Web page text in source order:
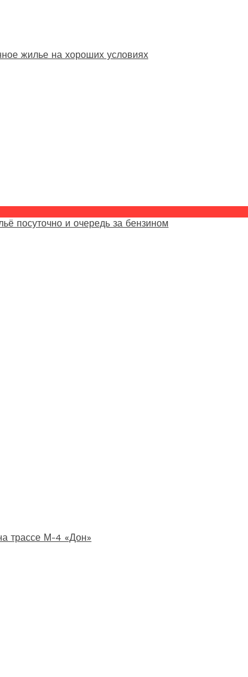
жилье на хороших условиях
посуточно и очередь за бензином
трассе М-4 «Дон»